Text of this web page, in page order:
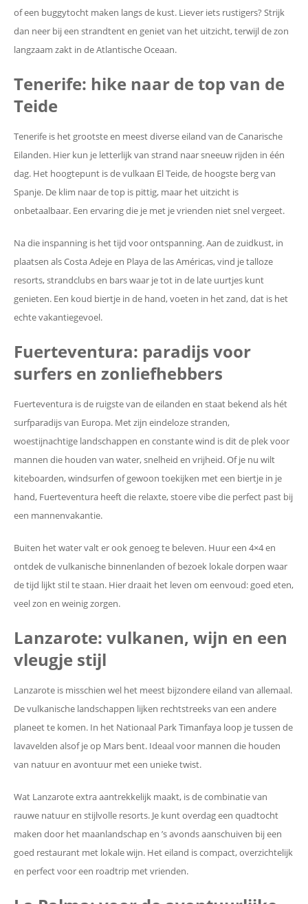
of een buggytocht maken langs de kust. Liever iets rustigers? Strijk
dan neer bij een strandtent en geniet van het uitzicht, terwijl de zon
langzaam zakt in de Atlantische Oceaan.
Tenerife: hike naar de top van de
Teide
Tenerife is het grootste en meest diverse eiland van de Canarische
Eilanden. Hier kun je letterlijk van strand naar sneeuw rijden in één
dag. Het hoogtepunt is de vulkaan El Teide, de hoogste berg van
Spanje. De klim naar de top is pittig, maar het uitzicht is
onbetaalbaar. Een ervaring die je met je vrienden niet snel vergeet.
Na die inspanning is het tijd voor ontspanning. Aan de zuidkust, in
plaatsen als Costa Adeje en Playa de las Américas, vind je talloze
resorts, strandclubs en bars waar je tot in de late uurtjes kunt
genieten. Een koud biertje in de hand, voeten in het zand, dat is het
echte vakantiegevoel.
Fuerteventura: paradijs voor
surfers en zonliefhebbers
Fuerteventura is de ruigste van de eilanden en staat bekend als hét
surfparadijs van Europa. Met zijn eindeloze stranden,
woestijnachtige landschappen en constante wind is dit de plek voor
mannen die houden van water, snelheid en vrijheid. Of je nu wilt
kiteboarden, windsurfen of gewoon toekijken met een biertje in je
hand, Fuerteventura heeft die relaxte, stoere vibe die perfect past bij
een mannenvakantie.
Buiten het water valt er ook genoeg te beleven. Huur een 4×4 en
ontdek de vulkanische binnenlanden of bezoek lokale dorpen waar
de tijd lijkt stil te staan. Hier draait het leven om eenvoud: goed eten,
veel zon en weinig zorgen.
Lanzarote: vulkanen, wijn en een
vleugje stijl
Lanzarote is misschien wel het meest bijzondere eiland van allemaal.
De vulkanische landschappen lijken rechtstreeks van een andere
planeet te komen. In het Nationaal Park Timanfaya loop je tussen de
lavavelden alsof je op Mars bent. Ideaal voor mannen die houden
van natuur en avontuur met een unieke twist.
Wat Lanzarote extra aantrekkelijk maakt, is de combinatie van
rauwe natuur en stijlvolle resorts. Je kunt overdag een quadtocht
maken door het maanlandschap en ’s avonds aanschuiven bij een
goed restaurant met lokale wijn. Het eiland is compact, overzichtelijk
en perfect voor een roadtrip met vrienden.